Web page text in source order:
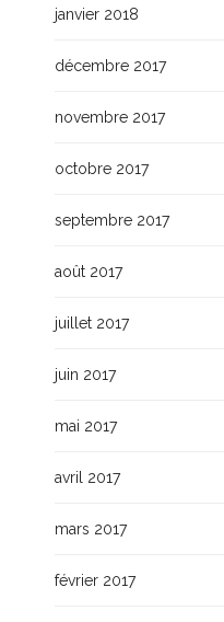
janvier 2018
décembre 2017
novembre 2017
octobre 2017
septembre 2017
août 2017
juillet 2017
juin 2017
mai 2017
avril 2017
mars 2017
février 2017